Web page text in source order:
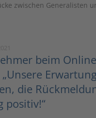
zwischen Generalisten
beim
„Unsere
die
positiv!“